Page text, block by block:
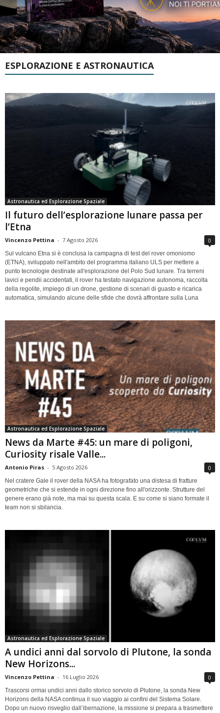
ESPLORAZIONE E ASTRONAUTICA
Astronautica ed Esplorazione Spaziale
Il futuro dell’esplorazione lunare passa per
l’Etna
Vincenzo Pettina - 7 Agosto 2026 0
Sul vulcano Etna si è conclusa la campagna di test del rover omoniomo
(ETNA), sviluppato nell'ambito del programma italiano ULS per mettere a
punto tecnologie destinate all'esplorazione del Polo Sud lunare. Tra terreni
lavici e pendii accidentati, il rover ha testato navigazione autonoma, raccolta
della regolite, impiego di un drone, gestione di scenari di guasto e ricarica
automatica, simulando alcune delle sfide che dovrà affrontare sulla Luna
Astronautica ed Esplorazione Spaziale
News da Marte #45: un mare di poligoni,
Curiosity risale Valle...
Antonio Piras - 5 Agosto 2026 0
Nel cratere Gale il rover della NASA ha fotografato una distesa di fratture
geometriche che si estende in ogni direzione fino all'orizzonte. Strutture del
genere erano già note, ma mai su questa scala. E su come si siano formate il
team non si sbilancia.
Astronautica ed Esplorazione Spaziale
A undici anni dal sorvolo di Plutone, la sonda
New Horizons...
Vincenzo Pettina - 16 Luglio 2026 0
Trascorsi ormai undici anni dallo storico sorvolo di Plutone, la sonda New
Horizons della NASA continua il suo viaggio ai confini del Sistema Solare.
Dopo un nuovo risveglio dall’ibernazione, la missione si prepara a trasmettere